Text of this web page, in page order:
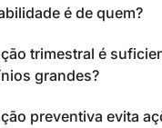
é de quem?
trimestral é
grandes?
preventiva evita